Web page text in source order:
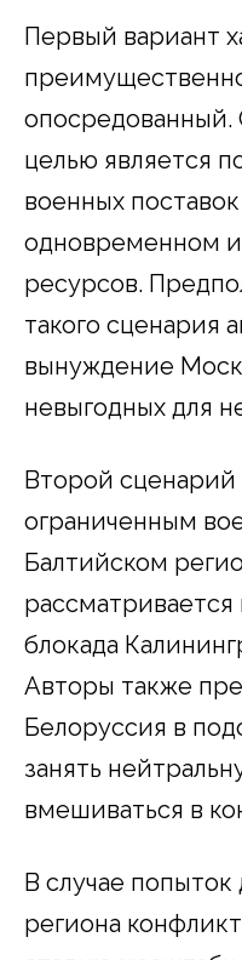
Первый вариант
опосредованный.
целью является
военных
одновременном
ресурсов.
такого сценария
вынуждение
невыгодных для
Второй
ограниченным
Балтийском
рассматривается
блокада
Авторы также
Белоруссия в
занять
вмешиваться в
В случае
региона